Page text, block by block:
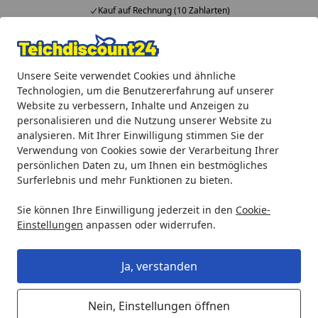
Unsere Seite verwendet Cookies und ähnliche
Technologien, um die Benutzererfahrung auf unserer
Website zu verbessern, Inhalte und Anzeigen zu
personalisieren und die Nutzung unserer Website zu
analysieren. Mit Ihrer Einwilligung stimmen Sie der
Verwendung von Cookies sowie der Verarbeitung Ihrer
persönlichen Daten zu, um Ihnen ein bestmögliches
Surferlebnis und mehr Funktionen zu bieten.
Sie können Ihre Einwilligung jederzeit in den Cookie-
Einstellungen anpassen oder widerrufen.
Ja, verstanden
Nein, Einstellungen öffnen
Kauf auf Rechnung (10 Zahlarten)
Alle Produkte
Mein Konto
Suchen
Startseite
Ersatzschwamm Set für FiltoClear 19000
Ersatzschwamm Set für FiltoClear
19000